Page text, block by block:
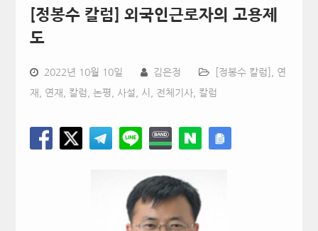
[정봉수 칼럼] 외국인근로자의 고용제
도
2022년 10월 10일 김은정 [정봉수 칼럼] 연
재 연재, 칼럼, 논평, 사설, 시 전체기사, 칼럼